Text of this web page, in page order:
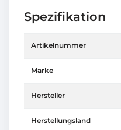
Spezifikation
Artikelnummer
Marke
Hersteller
Herstellungsland